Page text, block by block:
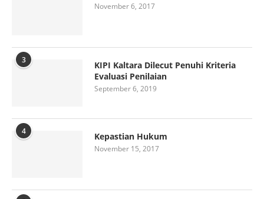
November 6, 2017
3
KIPI Kaltara Dilecut Penuhi Kriteria
Evaluasi Penilaian
September 6, 2019
4 Kepastian Hukum
November 15, 2017